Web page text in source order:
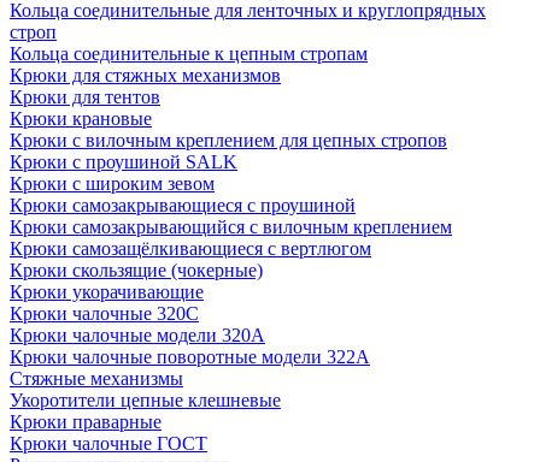
Кольца соединительные для ленточных и круглопрядных
строп
Кольца соединительные к цепным стропам
Крюки для стяжных механизмов
Крюки для тентов
Крюки крановые
Крюки с вилочным креплением для цепных стропов
Крюки с проушиной SALK
Крюки с широким зевом
Крюки самозакрывающиеся с проушиной
Крюки самозакрывающийся с вилочным креплением
Крюки самозащёлкивающиеся с вертлюгом
Крюки скользящие (чокерные)
Крюки укорачивающие
Крюки чалочные 320C
Крюки чалочные модели 320А
Крюки чалочные поворотные модели 322А
Стяжные механизмы
Укоротители цепные клешневые
Крюки праварные
Крюки чалочные ГОСТ